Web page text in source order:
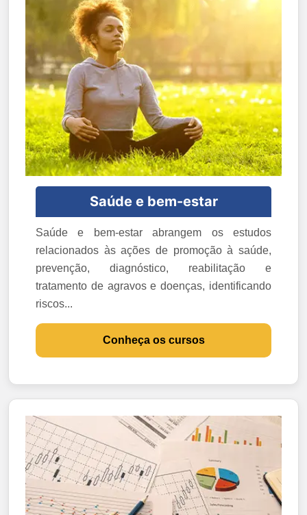
Saúde e bem-estar
Saúde e bem-estar abrangem os estudos
relacionados às ações de promoção à saúde,
prevenção, diagnóstico, reabilitação e
tratamento de agravos e doenças, identificando
riscos...
Conheça os cursos